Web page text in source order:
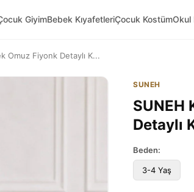
GiyimBebek KıyafetleriÇocuk KostümOkul
Omuz Fiyonk Detaylı K...
SUNEH
SUNEH
Detaylı
Beden:
3-4 Yaş